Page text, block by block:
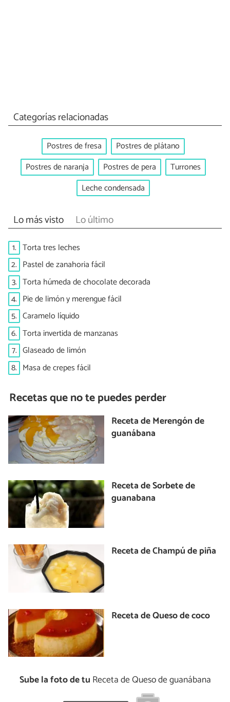
Categorías relacionadas
Postres de fresa
Postres de plátano
Postres de naranja
Postres de pera
Turrones
Leche condensada
Lo más visto Lo último
1. Torta tres leches
2. Pastel de zanahoria fácil
3. Torta húmeda de chocolate decorada
4. Pie de limón y merengue fácil
5. Caramelo líquido
6. Torta invertida de manzanas
7. Glaseado de limón
8. Masa de crepes fácil
Recetas que no te puedes perder
Receta de Merengón de
guanábana
Receta de Sorbete de
guanabana
Receta de Champú de piña
Receta de Queso de coco
Sube la foto de tu Receta de Queso de guanábana